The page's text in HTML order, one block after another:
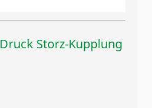
Storz-Kupplung